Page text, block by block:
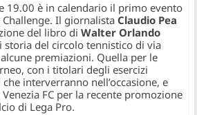
19.00 è in calendario il primo evento
Challenge. Il giornalistaClaudio Pea
del libro diWalter Orlando
storia del circolo tennistico di via
premiazioni. Quella per le
con i titolari degli esercizi
interverranno nell’occasione, e
FC per la recente promozione
di Lega Pro.